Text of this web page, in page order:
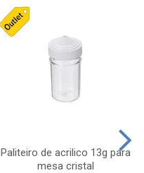
Paliteiro de acrilico 13g para
mesa cristal